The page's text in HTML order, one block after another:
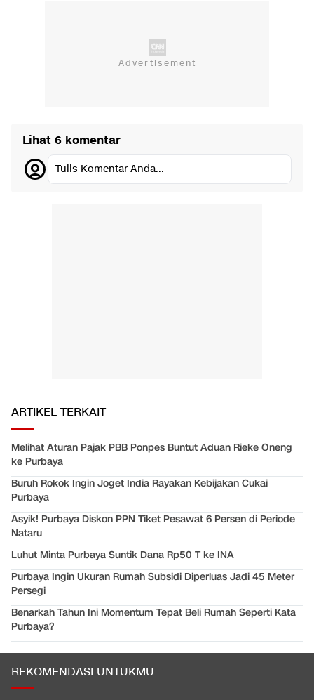
Lihat 6 komentar
Tulis Komentar Anda...
ARTIKEL TERKAIT
Melihat Aturan Pajak PBB Ponpes Buntut Aduan Rieke Oneng
ke Purbaya
Buruh Rokok Ingin Joget India Rayakan Kebijakan Cukai
Purbaya
Asyik! Purbaya Diskon PPN Tiket Pesawat 6 Persen di Periode
Nataru
Luhut Minta Purbaya Suntik Dana Rp50 T ke INA
Purbaya Ingin Ukuran Rumah Subsidi Diperluas Jadi 45 Meter
Persegi
Benarkah Tahun Ini Momentum Tepat Beli Rumah Seperti Kata
Purbaya?
REKOMENDASI UNTUKMU